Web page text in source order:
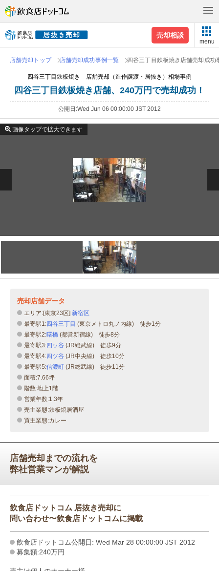
売却相談
menu
店舗売却トップ 店舗売却成功事例一覧 四谷三丁目鉄板焼き店舗売却成功
四谷三丁目鉄板焼き 店舗売却（造作譲渡・居抜き）相場事例
四谷三丁目鉄板焼き店舗、240万円で売却成功！
公開日 Wed Jun 06 00:00:00 JST 2012
画像タップで拡大できます
売却店舗データ
エリア:[東京23区] 新宿区
最寄駅1:四谷三丁目 (東京メトロ丸ノ内線) 徒歩1分
最寄駅2:曙橋 (都営新宿線) 徒歩8分
最寄駅3:四ッ谷 (JR総武線) 徒歩9分
最寄駅4:四ツ谷 (JR中央線) 徒歩10分
最寄駅5:信濃町 (JR総武線) 徒歩11分
面積:7.66坪
階数:地上1階
営業年数:1.3年
売主業態:鉄板焼居酒屋
買主業態:カレー
店舗売却までの流れを
弊社営業マンが解説
飲食店ドットコム 居抜き売却に
問い合わせ〜飲食店ドットコムに掲載
飲食店ドットコム公開日: Wed Mar 28 00:00:00 JST 2012
募集額:240万円